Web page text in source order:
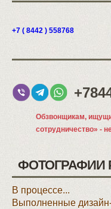
+7 ( 8442 ) 558768
Обзвонщикам,
сотрудничество» -
ФОТОГРАФИИ
В процессе...
Выполненные